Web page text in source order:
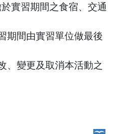
實習期間之食宿、交通
期間由實習單位做最後
、變更及取消本活動之